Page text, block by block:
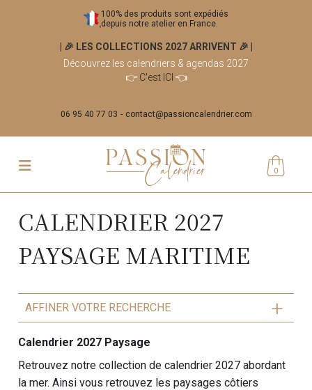
100% des produits sont expédiés
depuis notre atelier en France.
| 🎉 LES COLLECTIONS 2027 ARRIVENT 🎉
Découvrez les calendriers & agendas 2027
👉 C'est ICI 👈
06 95 40 77 03 contact@passioncalendrier.com
0
CALENDRIER 2027
PAYSAGE MARITIME
AFFINER VOTRE RECHERCHE
Calendrier 2027 Paysage
Retrouvez notre collection de calendrier 2027 abordant
la mer. Ainsi vous retrouvez les paysages côtiers